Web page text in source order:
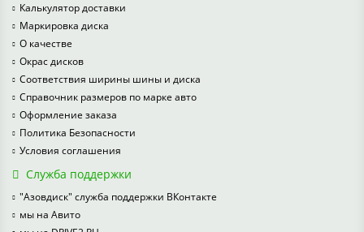
Калькулятор доставки
Маркировка диска
О качестве
Окрас дисков
Соответствия ширины шины и диска
Справочник размеров по марке авто
Оформление заказа
Политика Безопасности
Условия соглашения
Служба поддержки
"Азовдиск" служба поддержки ВКонтакте
мы на Авито